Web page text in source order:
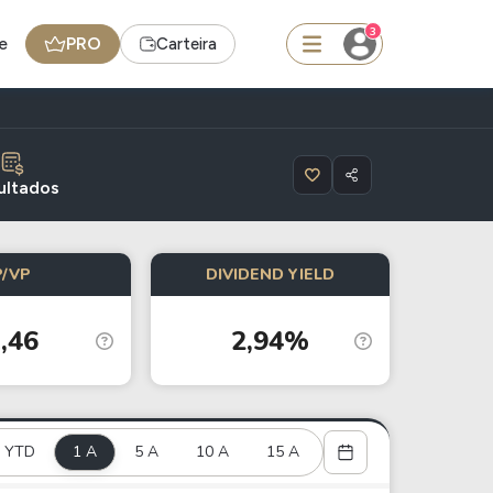
PRO Carteira
3
Ferramenta
Dividendos
- BNB
Radar do Dividendo Inteligente
Carteiras Recomendadas
VP DIVIDEND YIELD
2,94%
YTD 1 A 5 A 10 A 15 A